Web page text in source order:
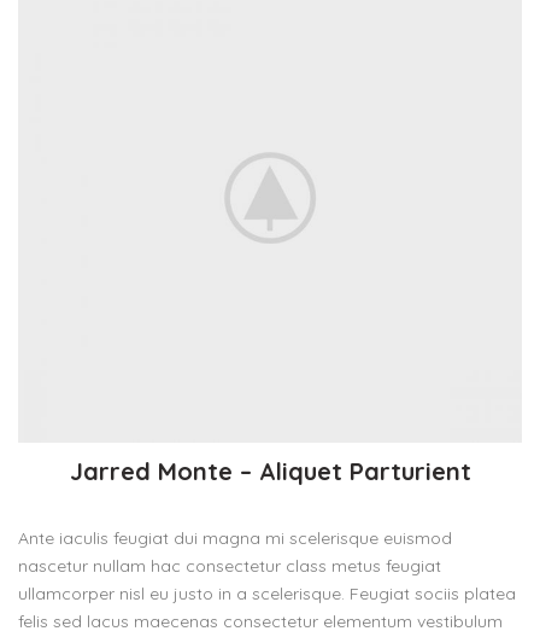
Jarred Monte – Aliquet Parturient
Ante iaculis feugiat dui magna mi scelerisque euismod
nascetur nullam hac consectetur class metus feugiat
ullamcorper nisl eu justo in a scelerisque. Feugiat sociis platea
felis sed lacus maecenas consectetur elementum vestibulum